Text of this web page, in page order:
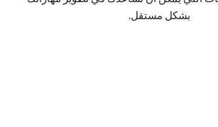
بشكل مستقل.